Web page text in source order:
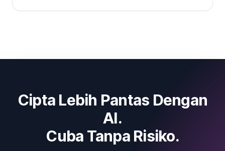
Cipta Lebih Pantas Dengan
AI.
Cuba Tanpa Risiko.